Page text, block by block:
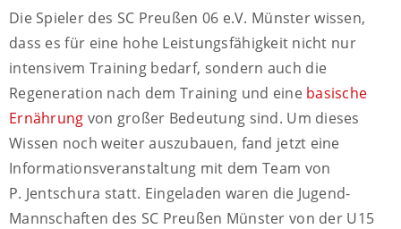
Die Spieler des SC Preußen 06 e.V. Münster wissen,
dass es für eine hohe Leistungsfähigkeit nicht nur
intensivem Training bedarf, sondern auch die
Regeneration nach dem Training und eine basische
Ernährung von großer Bedeutung sind. Um dieses
Wissen noch weiter auszubauen, fand jetzt eine
Informationsveranstaltung mit dem Team von
P. Jentschura statt. Eingeladen waren die Jugend-
Mannschaften des SC Preußen Münster von der U15